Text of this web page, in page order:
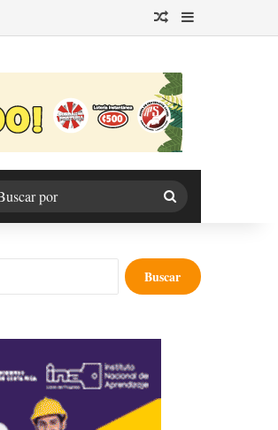
Publicación al azar
Barra lateral
Buscar
por
Buscar: